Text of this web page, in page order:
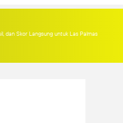
dan Skor Langsung untuk Las Palmas